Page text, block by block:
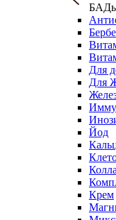
БАДы
Для
Для
Йод
Крем